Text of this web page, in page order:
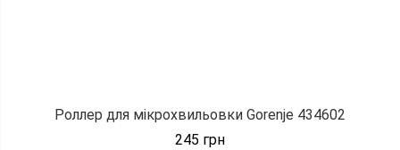
Роллер для мікрохвильовки Gorenje 434602
245 грн